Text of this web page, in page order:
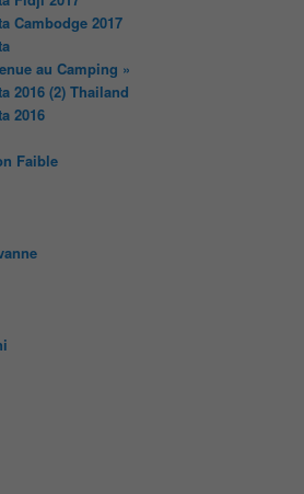
Cambodge 2017
au Camping »
2016 (2) Thailand
2016
Faible